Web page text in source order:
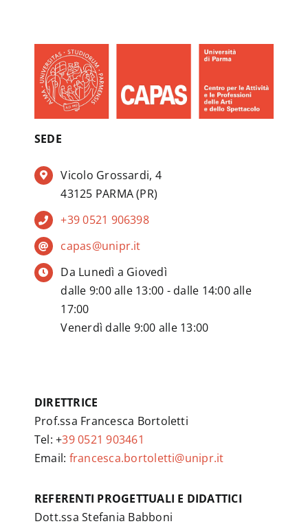
SEDE
Vicolo Grossardi, 4
43125 PARMA (PR)
+39 0521 906398
capas@unipr.it
Da Lunedì a Giovedì
dalle 9:00 alle 13:00 - dalle 14:00 alle
17:00
Venerdì dalle 9:00 alle 13:00
DIRETTRICE
Prof.ssa Francesca Bortoletti
Tel: +39 0521 903461
Email: francesca.bortoletti@unipr.it
REFERENTI PROGETTUALI E DIDATTICI
Dott.ssa Stefania Babboni